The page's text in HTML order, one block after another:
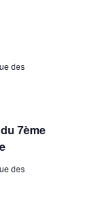
des
7ème
des